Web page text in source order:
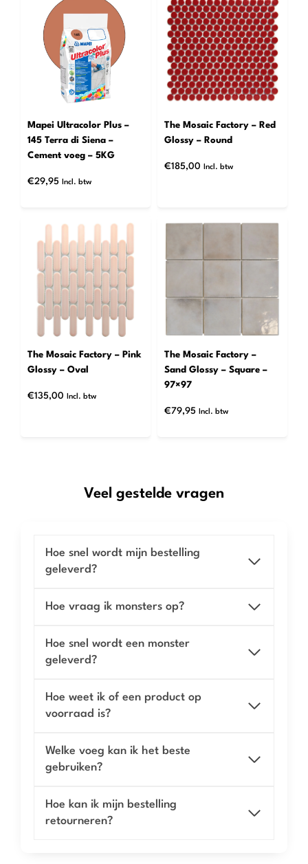
Mapei Ultracolor Plus –
145 Terra di Siena –
Cement voeg – 5KG
€29,95 Incl. btw
The Mosaic Factory – Red
Glossy – Round
€185,00 Incl. btw
The Mosaic Factory – Pink
Glossy – Oval
€135,00 Incl. btw
The Mosaic Factory –
Sand Glossy – Square –
97×97
€79,95 Incl. btw
Veel gestelde vragen
Hoe snel wordt mijn bestelling
geleverd?
Hoe vraag ik monsters op?
Hoe snel wordt een monster
geleverd?
Hoe weet ik of een product op
voorraad is?
Welke voeg kan ik het beste
gebruiken?
Hoe kan ik mijn bestelling
retourneren?